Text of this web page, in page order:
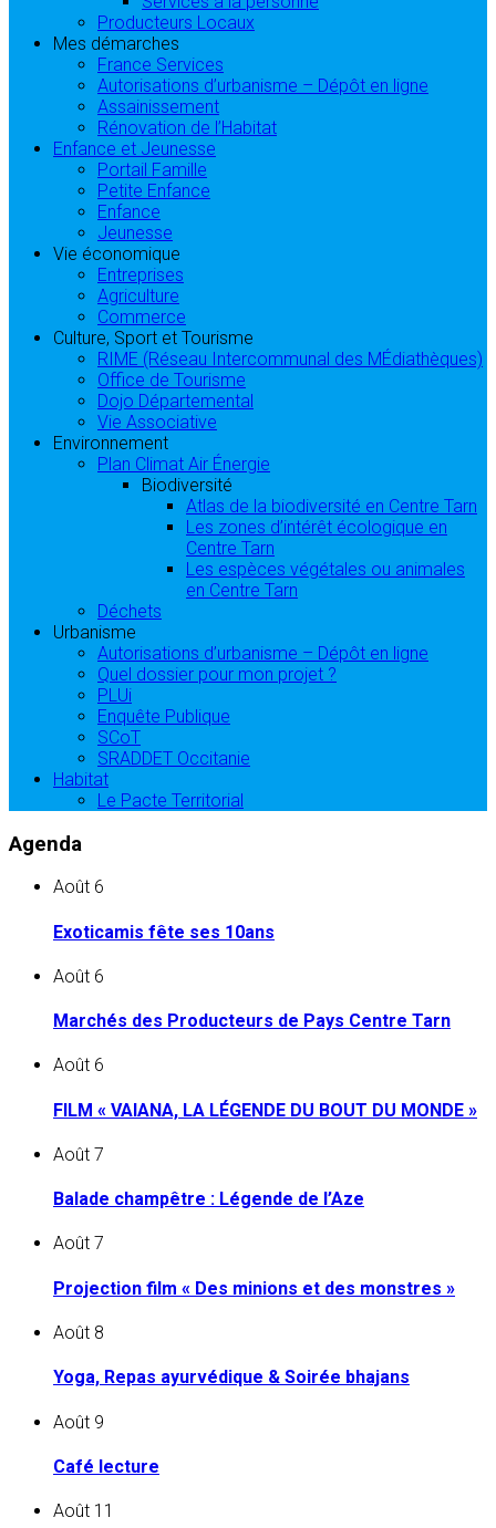
Producteurs Locaux
Mes démarches
France Services
Autorisations d’urbanisme – Dépôt en ligne
Assainissement
Rénovation de l’Habitat
Enfance et Jeunesse
Portail Famille
Petite Enfance
Enfance
Jeunesse
Vie économique
Entreprises
Agriculture
Commerce
Culture, Sport et Tourisme
RIME (Réseau Intercommunal des MÉdiathèques)
Office de Tourisme
Dojo Départemental
Vie Associative
Environnement
Plan Climat Air Énergie
Biodiversité
Atlas de la biodiversité en Centre Tarn
Les zones d’intérêt écologique en
Centre Tarn
Les espèces végétales ou animales
en Centre Tarn
Déchets
Urbanisme
Autorisations d’urbanisme – Dépôt en ligne
Quel dossier pour mon projet ?
PLUi
Enquête Publique
SCoT
SRADDET Occitanie
Habitat
Le Pacte Territorial
Agenda
Août 6
Exoticamis fête ses 10ans
Août 6
Marchés des Producteurs de Pays Centre Tarn
Août 6
FILM « VAIANA, LA LÉGENDE DU BOUT DU MONDE »
Août 7
Balade champêtre : Légende de l’Aze
Août 7
Projection film « Des minions et des monstres »
Août 8
Yoga, Repas ayurvédique & Soirée bhajans
Août 9
Café lecture
Août 11